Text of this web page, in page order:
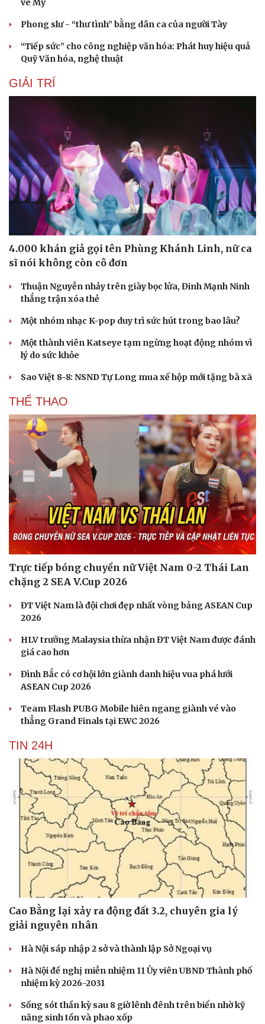
Du lịch
Tư vấn
Săn Tour
Podcast
Câu chuyện thời sự
Kể chuyện cho bé
vé Mỹ
Phong slư - “thư tình” bằng dân ca của người Tày
“Tiếp sức” cho công nghiệp văn hóa: Phát huy hiệu quả
Quỹ Văn hóa, nghệ thuật
GIẢI TRÍ
4.000 khán giả gọi tên Phùng Khánh Linh, nữ ca
sĩ nói không còn cô đơn
Thuận Nguyễn nhảy trên giày bọc lửa, Đinh Mạnh Ninh
thắng trận xóa thẻ
Một nhóm nhạc K-pop duy trì sức hút trong bao lâu?
Một thành viên Katseye tạm ngừng hoạt động nhóm vì
lý do sức khỏe
Sao Việt 8-8: NSND Tự Long mua xế hộp mới tặng bà xã
THỂ THAO
Trực tiếp bóng chuyền nữ Việt Nam 0-2 Thái Lan
chặng 2 SEA V.Cup 2026
ĐT Việt Nam là đội chơi đẹp nhất vòng bảng ASEAN Cup
2026
HLV trưởng Malaysia thừa nhận ĐT Việt Nam được đánh
giá cao hơn
Đình Bắc có cơ hội lớn giành danh hiệu vua phá lưới
ASEAN Cup 2026
Team Flash PUBG Mobile hiên ngang giành vé vào
thẳng Grand Finals tại EWC 2026
TIN 24H
Cao Bằng lại xảy ra động đất 3.2, chuyên gia lý
giải nguyên nhân
Hà Nội sáp nhập 2 sở và thành lập Sở Ngoại vụ
Hà Nội đề nghị miễn nhiệm 11 Ủy viên UBND Thành phố
nhiệm kỳ 2026-2031
Sống sót thần kỳ sau 8 giờ lênh đênh trên biển nhờ kỹ
năng sinh tồn và phao xốp